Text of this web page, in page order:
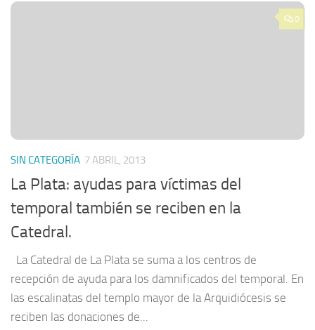
0
SIN CATEGORÍA 7 ABRIL, 2013
La Plata: ayudas para víctimas del
temporal también se reciben en la
Catedral.
La Catedral de La Plata se suma a los centros de
recepción de ayuda para los damnificados del temporal. En
las escalinatas del templo mayor de la Arquidiócesis se
reciben las donaciones de...